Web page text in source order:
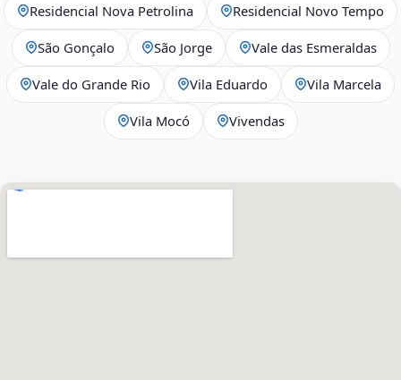
Residencial Nova Petrolina Residencial Novo Tempo
São Gonçalo São Jorge Vale das Esmeraldas
Vale do Grande Rio Vila Eduardo Vila Marcela
Vila Mocó Vivendas